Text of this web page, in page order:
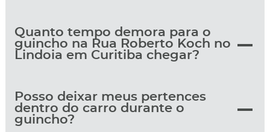
Quanto tempo demora para o
guincho na Rua Roberto Koch no
Lindoia em Curitiba chegar?
Posso deixar meus pertences
dentro do carro durante o
guincho?